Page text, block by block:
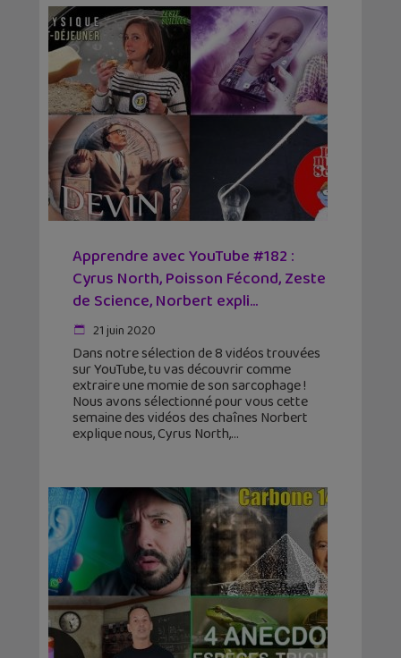
Apprendre avec YouTube #182 :
Cyrus North, Poisson Fécond, Zeste
de Science, Norbert expli...
21 juin 2020
Dans notre sélection de 8 vidéos trouvées
sur YouTube, tu vas découvrir comme
extraire une momie de son sarcophage !
Nous avons sélectionné pour vous cette
semaine des vidéos des chaînes Norbert
explique nous, Cyrus North,